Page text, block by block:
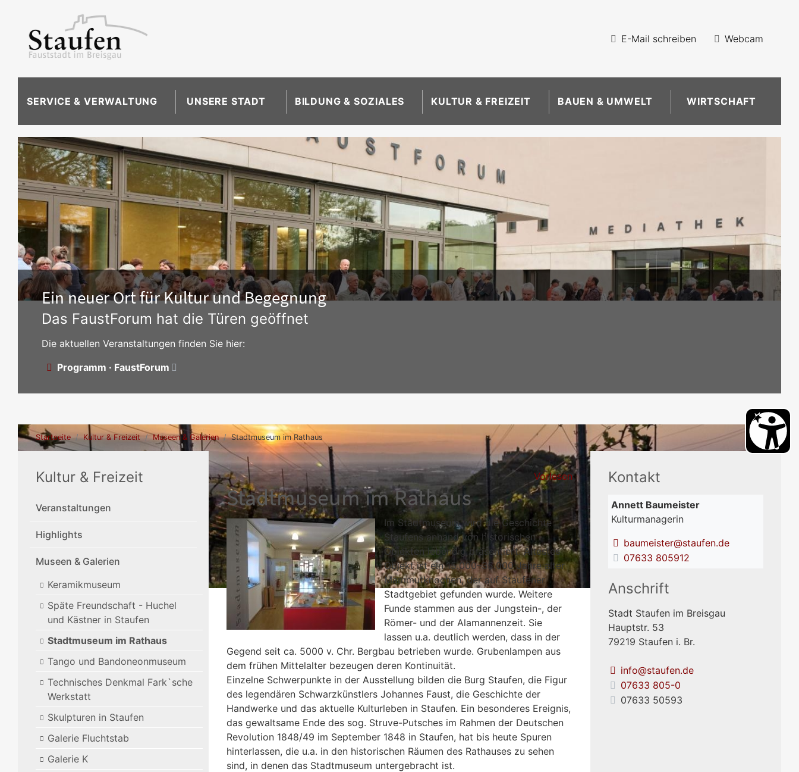
E-Mail schreiben Webcam
SERVICE & VERWALTUNG UNSERE STADT BILDUNG & SOZIALES KULTUR & FREIZEIT BAUEN & UMWELT WIRTSCHAFT
Ein neuer Ort für Kultur und Begegnung
Das FaustForum hat die Türen geöffnet
Die aktuellen Veranstaltungen finden Sie hier:
Programm · FaustForum
Startseite Kultur & Freizeit Museen & Galerien Stadtmuseum im Rathaus
Kultur & Freizeit
Veranstaltungen
Highlights
Museen & Galerien
Keramikmuseum
Späte Freundschaft - Huchel
und Kästner in Staufen
Stadtmuseum im Rathaus
Tango und Bandoneonmuseum
Technisches Denkmal Fark`sche
Werkstatt
Skulpturen in Staufen
Galerie Fluchtstab
Galerie K
Vorlesen
Stadtmuseum im Rathaus
Im Stadtmuseum wird die Geschichte
Staufens anhand von historischen
Objekten lebendig präsentiert. Ältestes
Objekt ist ein 15.000–35.000 Jahre alter
Mammutknochen, der auf Staufener
Stadtgebiet gefunden wurde. Weitere
Funde stammen aus der Jungstein-, der
Römer- und der Alamannenzeit. Sie
lassen u.a. deutlich werden, dass in der
Gegend seit ca. 5000 v. Chr. Bergbau betrieben wurde. Grubenlampen aus
dem frühen Mittelalter bezeugen deren Kontinuität.
Einzelne Schwerpunkte in der Ausstellung bilden die Burg Staufen, die Figur
des legendären Schwarzkünstlers Johannes Faust, die Geschichte der
Handwerke und das aktuelle Kulturleben in Staufen. Ein besonderes Ereignis,
das gewaltsame Ende des sog. Struve-Putsches im Rahmen der Deutschen
Revolution 1848/49 im September 1848 in Staufen, hat bis heute Spuren
hinterlassen, die u.a. in den historischen Räumen des Rathauses zu sehen
sind, in denen das Stadtmuseum untergebracht ist.
Kontakt
Annett Baumeister
Kulturmanagerin
baumeister@staufen.de
07633 805912
Anschrift
Stadt Staufen im Breisgau
Hauptstr. 53
79219 Staufen i. Br.
info@staufen.de
07633 805-0
07633 50593